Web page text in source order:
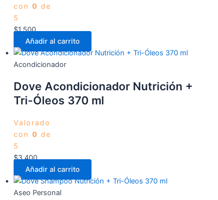
con 0 de
5
$1.500
Añadir al carrito
Acondicionador
Dove Acondicionador Nutrición +
Tri-Óleos 370 ml
Valorado
con 0 de
5
$3.400
Añadir al carrito
Aseo Personal